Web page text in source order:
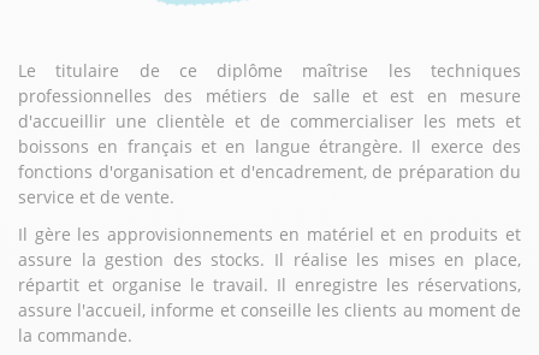
Le titulaire de ce diplôme maîtrise les techniques
professionnelles des métiers de salle et est en mesure
d'accueillir une clientèle et de commercialiser les mets et
boissons en français et en langue étrangère. Il exerce des
fonctions d'organisation et d'encadrement, de préparation du
service et de vente.
Il gère les approvisionnements en matériel et en produits et
assure la gestion des stocks. Il réalise les mises en place,
répartit et organise le travail. Il enregistre les réservations,
assure l'accueil, informe et conseille les clients au moment de
la commande.